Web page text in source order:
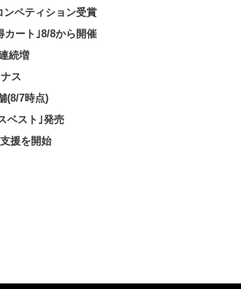
ペティション受賞
カート｣8/8から開催
続増
ス
(8/7時点)
ベスト｣発売
援を開始